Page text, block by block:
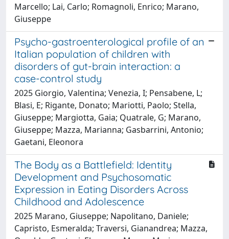
Marcello; Lai, Carlo; Romagnoli, Enrico; Marano,
Giuseppe
Psycho-gastroenterological profile of an
Italian population of children with
disorders of gut-brain interaction: a
case-control study
2025 Giorgio, Valentina; Venezia, I; Pensabene, L;
Blasi, E; Rigante, Donato; Mariotti, Paolo; Stella,
Giuseppe; Margiotta, Gaia; Quatrale, G; Marano,
Giuseppe; Mazza, Marianna; Gasbarrini, Antonio;
Gaetani, Eleonora
The Body as a Battlefield: Identity
Development and Psychosomatic
Expression in Eating Disorders Across
Childhood and Adolescence
2025 Marano, Giuseppe; Napolitano, Daniele;
Capristo, Esmeralda; Traversi, Gianandrea; Mazza,